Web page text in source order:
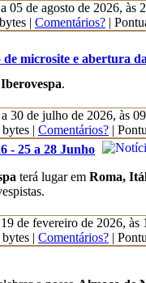
a 05 de agosto de 2026, às
| Comentários? |
microsite e abertura
Iberovespa.
30 de julho de 2026, às
| Comentários? |
- 25 a 28 Junho
terá lugar em Roma,
de fevereiro de 2026, às
| Comentários? |